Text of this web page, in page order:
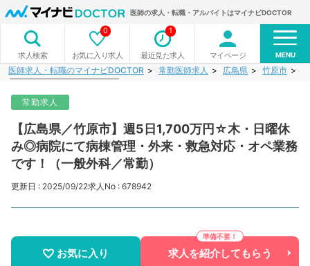
医師の求人・転職・アルバイトはマイナビDOCTOR
求人検索 お気に入り求人
0
最近見た求人
1
マイページ MENU
医師求人・転職のマイナビDOCTOR 常勤医師求人 広島県 竹原市
常勤求人
【広島県／竹原市】週5日1,700万円☆木・日曜休
み◎病院にて病棟管理・外来・救急対応・オペ業務
です！（一般外科／常勤）
更新日 : 2025/09/22求人No : 678942
お気に入り 求人を紹介してもらう